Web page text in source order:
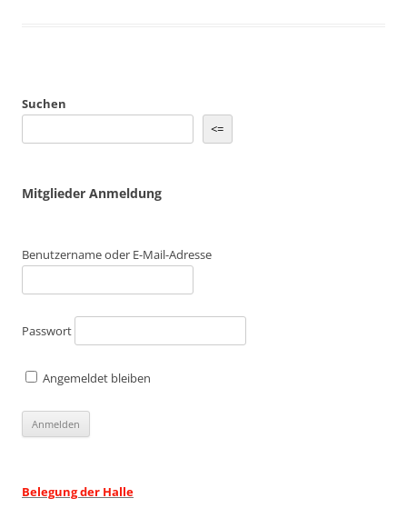
Suchen
<=
Mitglieder Anmeldung
Benutzername oder E-Mail-Adresse
Passwort
Angemeldet bleiben
Belegung der Halle